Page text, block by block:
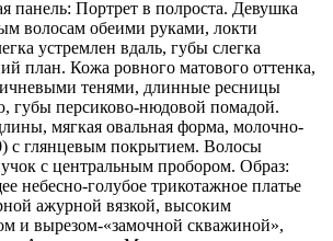
панель: Портрет в полроста. Девушка
волосам обеими руками, локти
устремлен вдаль, губы слегка
план. Кожа ровного матового оттенка,
тенями, длинные ресницы
губы персиково-нюдовой помадой.
мягкая овальная форма, молочно-
с глянцевым покрытием. Волосы
с центральным пробором. Образ:
небесно-голубое трикотажное платье
ажурной вязкой, высоким
и вырезом-«замочной скважиной»,